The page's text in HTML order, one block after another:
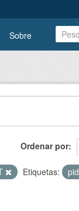
Sobre
Ordenar por
Etiquetas:
pid